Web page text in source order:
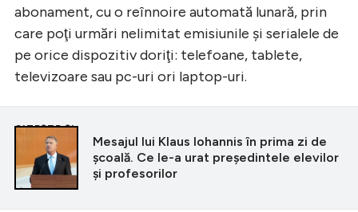
abonament, cu o reînnoire automată lunară, prin
care poţi urmări nelimitat emisiunile şi serialele de
pe orice dispozitiv doriţi: telefoane, tablete,
televizoare sau pc-uri ori laptop-uri.
CITEȘTE ȘI
Mesajul lui Klaus Iohannis în prima zi de
școală. Ce le-a urat președintele elevilor
și profesorilor